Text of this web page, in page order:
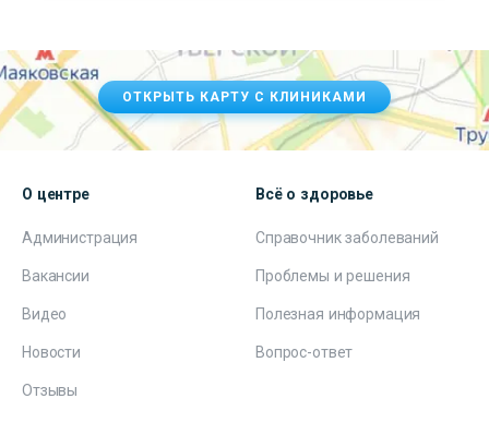
ОТКРЫТЬ КАРТУ С КЛИНИКАМИ
О центре
Администрация
Вакансии
Видео
Новости
Отзывы
Всё о здоровье
Справочник заболеваний
Проблемы и решения
Полезная информация
Вопрос-ответ